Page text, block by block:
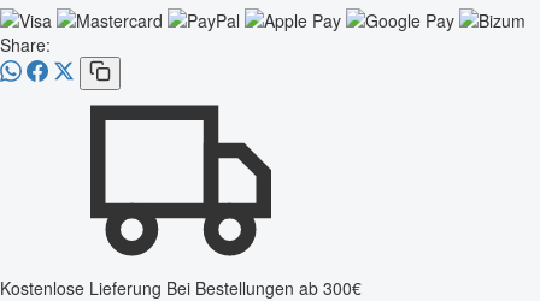
Share:
Kostenlose Lieferung Bei Bestellungen ab 300€